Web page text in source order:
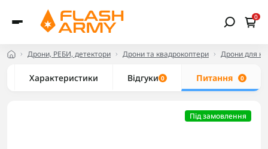
0
Дрони, РЕБИ, детектори Дрони та квадрокоптери Дрони для
Характеристики Відгуки 0 Питання 0
Під замовлення